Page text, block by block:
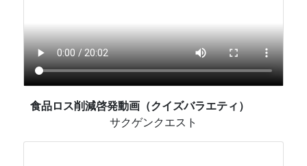
食品ロス削減啓発動画（クイズバラエティ）
サクゲンクエスト